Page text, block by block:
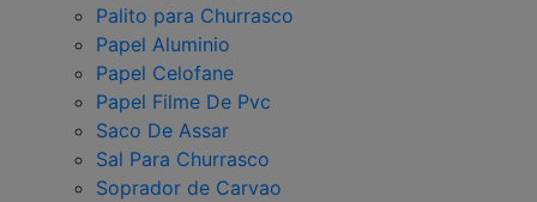
Palito para Churrasco
Papel Aluminio
Papel Celofane
Papel Filme De Pvc
Saco De Assar
Sal Para Churrasco
Soprador de Carvao